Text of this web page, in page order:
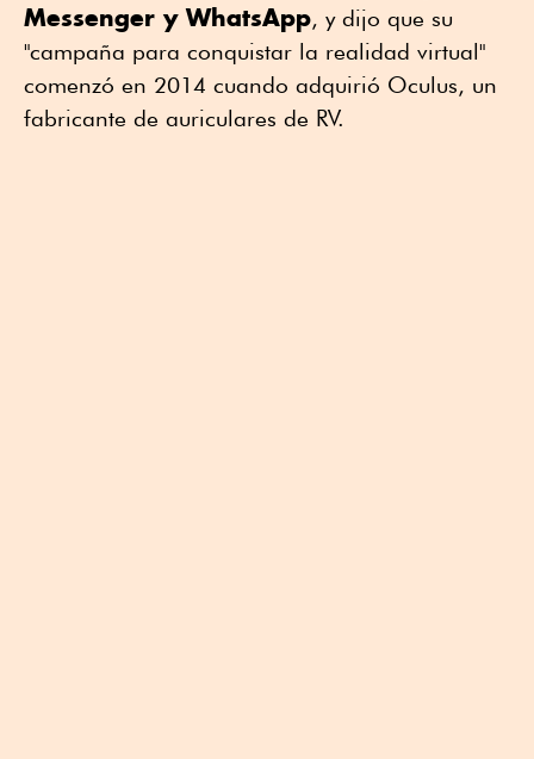
Messenger y WhatsApp, y dijo que su
"campaña para conquistar la realidad virtual"
comenzó en 2014 cuando adquirió Oculus, un
fabricante de auriculares de RV.